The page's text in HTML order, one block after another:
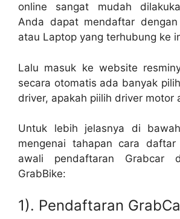
online sangat mudah
Anda dapat mendaftar
atau Laptop yang terhubung ke
Lalu masuk ke website
secara otomatis ada banyak
driver, apakah piilih driver motor
Untuk lebih jelasnya di
mengenai tahapan cara
awali pendaftaran Grabcar
GrabBike:
1). Pendaftaran